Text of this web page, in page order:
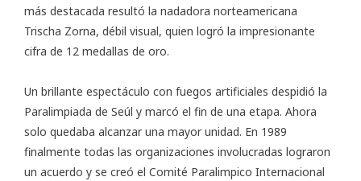
más destacada resultó la nadadora norteamericana
Trischa Zorna, débil visual, quien logró la impresionante
cifra de 12 medallas de oro.
Un brillante espectáculo con fuegos artificiales despidió la
Paralimpiada de Seúl y marcó el fin de una etapa. Ahora
solo quedaba alcanzar una mayor unidad. En 1989
finalmente todas las organizaciones involucradas lograron
un acuerdo y se creó el Comité Paralimpico Internacional